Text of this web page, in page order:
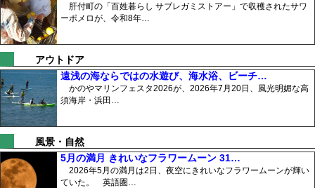
肝付町の「百姓暮らし サブレガミストアー」で収穫されたサワ
ーポメロが、令和8年…
アウトドア
遠浅の海ならではの水遊び、海水浴、ビーチ…
かのやマリンフェスタ2026が、2026年7月20日、風光明媚な高
須海岸・浜田…
風景・自然
5月の満月 きれいなフラワームーン 31…
2026年5月の満月は2日、夜空にきれいなフラワームーンが輝い
ていた。 英語圏…